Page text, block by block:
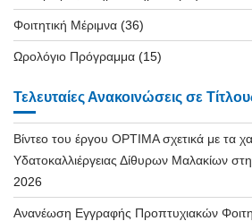
Φοιτητική Μέριμνα (36)
Ωρολόγιο Πρόγραμμα (15)
Τελευταίες Ανακοινώσεις σε
Βίντεο του έργου OPTIMA σχετικά με τα
Υδατοκαλλιέργειας Δίθυρων Μαλακίων
2026
Ανανέωση Εγγραφής Προπτυχιακών